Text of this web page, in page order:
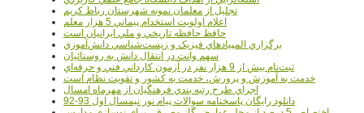
تجليل از معلمان نمونه شهرستان رباط کريم
اعلام اولويت استخدام پيماني 5 هزار معلم
حافظ حافظه تاريخي و ملي ايرانيان است
برگزاري المپيادهاي فيزيک و زيست‌شناسي دانش‌آموزي
سهم وانت در انتقال دانش به روستائيان
ثبت‌نام بيش از 9 هزار نفر در آزمون کارداني فني و حرفه‌اي
خدمت به آموزش و پرورش، خدمت به کشور و تقويت نظام است
اجراي طرح رتبه بندي فرهنگيان از مهرماه امسال
دانلود رایگان پاسخنامه سوالات پیام نور نیمسال اول 93-92